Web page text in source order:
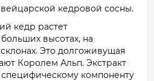
кедровой сосны.
кедр растет
высотах, на
Это долгоживущая
Королем Альп. Экстракт
компоненту